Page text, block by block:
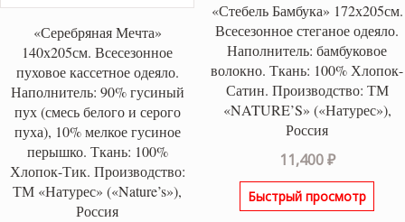
«Серебряная Мечта»
140х205см. Всесезонное
пуховое кассетное одеяло.
Наполнитель: 90% гусиный
пух (смесь белого и серого
пуха), 10% мелкое гусиное
перышко. Ткань: 100%
Хлопок-Тик. Производство:
ТМ «Натурес» («Nature’s»),
Россия
«Стебель Бамбука» 172х205см.
Всесезонное стеганое одеяло.
Наполнитель: бамбуковое
волокно. Ткань: 100% Хлопок-
Сатин. Производство: ТМ
«NATURE’S» («Натурес»),
Россия
11,400₽
Быстрый просмотр